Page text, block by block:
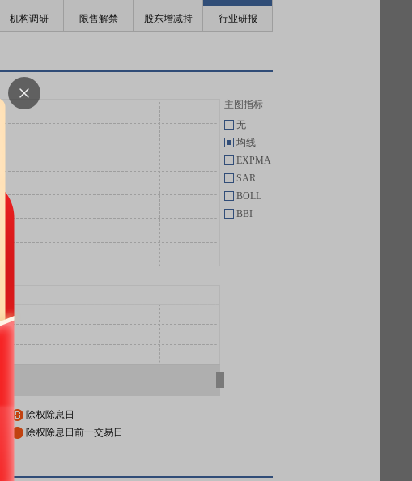
机构调研 限售解禁 股东增减持 行业研报
主图指标
无
均线
EXPMA
SAR
BOLL
BBI
除权除息日
除权除息日前一交易日